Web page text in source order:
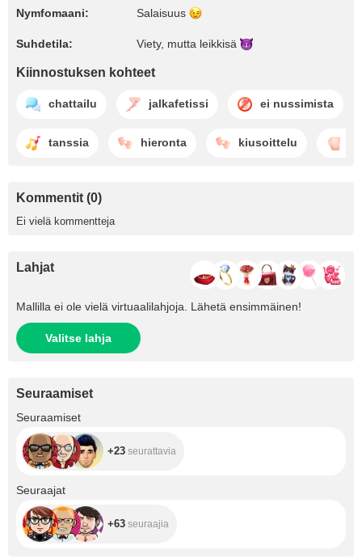
Nymfomaani: Salaisuus
Suhdetila: Viety, mutta leikkisä
Kiinnostuksen kohteet
chattailu jalkafetissi ei nussimista
tanssia hieronta kiusoittelu
Kommentit (0)
Ei vielä kommentteja
Lahjat
Mallilla ei ole vielä virtuaalilahjoja. Lähetä ensimmäinen!
Valitse lahja
Seuraamiset
Seuraamiset
+23 seurattavia
Seuraajat
+63 seuraajia